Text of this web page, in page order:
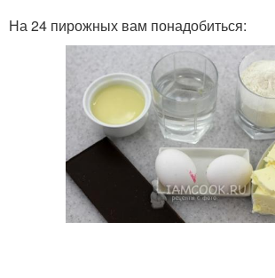
На 24 пирожных вам понадобиться: